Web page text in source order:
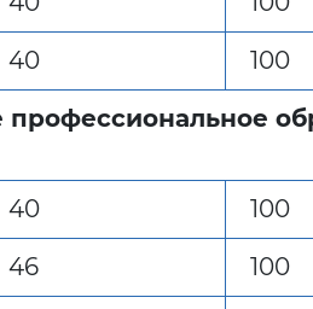
40
100
40 100
46
100